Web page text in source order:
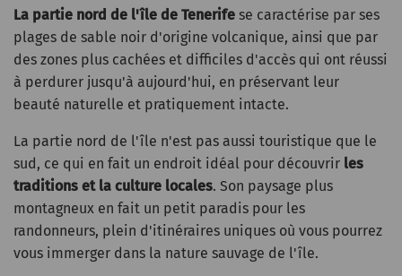
La partie nord de l'île de Tenerife se caractérise par ses
plages de sable noir d'origine volcanique, ainsi que par
des zones plus cachées et difficiles d'accès qui ont réussi
à perdurer jusqu'à aujourd'hui, en préservant leur
beauté naturelle et pratiquement intacte.
La partie nord de l'île n'est pas aussi touristique que le
sud, ce qui en fait un endroit idéal pour découvrir les
traditions et la culture locales. Son paysage plus
montagneux en fait un petit paradis pour les
randonneurs, plein d'itinéraires uniques où vous pourrez
vous immerger dans la nature sauvage de l'île.